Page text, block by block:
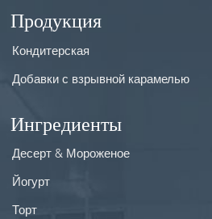
Продукция
Кондитерская
Добавки с взрывной карамелью
Ингредиенты
Десерт & Мороженое
Йогурт
Торт